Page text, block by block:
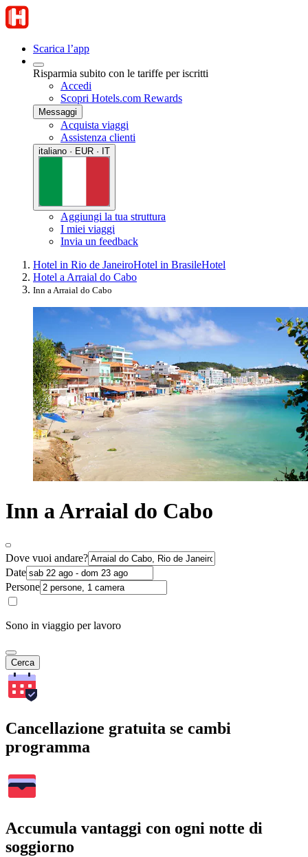
Scarica l’app
Risparmia subito con le tariffe per iscritti
Accedi
Scopri Hotels.com Rewards
Messaggi
Acquista viaggi
Assistenza clienti
italiano · EUR · IT
Aggiungi la tua struttura
I miei viaggi
Invia un feedback
Hotel in Rio de JaneiroHotel in BrasileHotel
Hotel a Arraial do Cabo
Inn a Arraial do Cabo
Inn a Arraial do Cabo
Dove vuoi andare?
Date
Persone
Sono in viaggio per lavoro
Cerca
Cancellazione gratuita se cambi
programma
Accumula vantaggi con ogni notte di
soggiorno